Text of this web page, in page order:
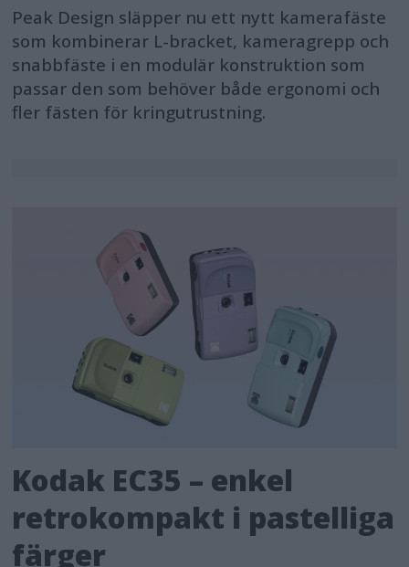
Peak Design släpper nu ett nytt kamerafäste
som kombinerar L-bracket, kameragrepp och
snabbfäste i en modulär konstruktion som
passar den som behöver både ergonomi och
fler fästen för kringutrustning.
Kodak EC35 – enkel
retrokompakt i pastelliga
färger